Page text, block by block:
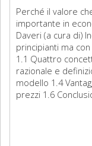
Perché il valore
importante in
Daveri (a cura di)
principianti ma
1.1 Quattro
razionale e
modello 1.4
prezzi 1.6